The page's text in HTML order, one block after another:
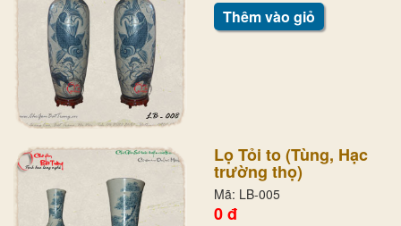
Thêm vào giỏ
Lọ Tỏi to (Tùng, Hạc
trường thọ)
Mã: LB-005
0 đ